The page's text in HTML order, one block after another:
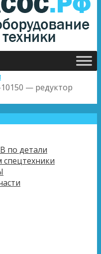
— редуктор
по детали
спецтехники